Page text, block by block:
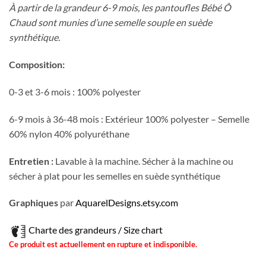
À partir de la grandeur 6-9 mois, les pantoufles Bébé Ô
Chaud sont munies d’une semelle souple en suède
synthétique.
Composition:
0-3 et 3-6 mois : 100% polyester
6-9 mois à 36-48 mois : Extérieur 100% polyester – Semelle
60% nylon 40% polyuréthane
Entretien : Lavable à la machine. Sécher à la machine ou
sécher à plat pour les semelles en suède synthétique
Graphiques parAquarelDesigns.etsy.com
Charte des grandeurs / Size chart
Ce produit est actuellement en rupture et indisponible.